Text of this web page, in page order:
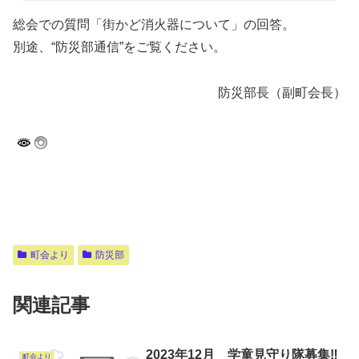
総会での質問「街かど消火器について」の回答。
別途、“防災部通信”をご覧ください。
防災部長（副町会長）
町会より 防災部
関連記事
町会より 2023年12月 学童見守り隊募集‼︎